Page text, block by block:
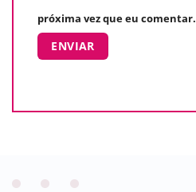
próxima vez que eu comentar.